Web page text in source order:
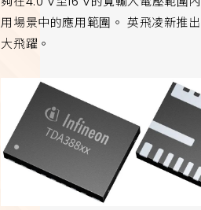
用場景中的應用範圍。 英飛凌新推
大飛躍。